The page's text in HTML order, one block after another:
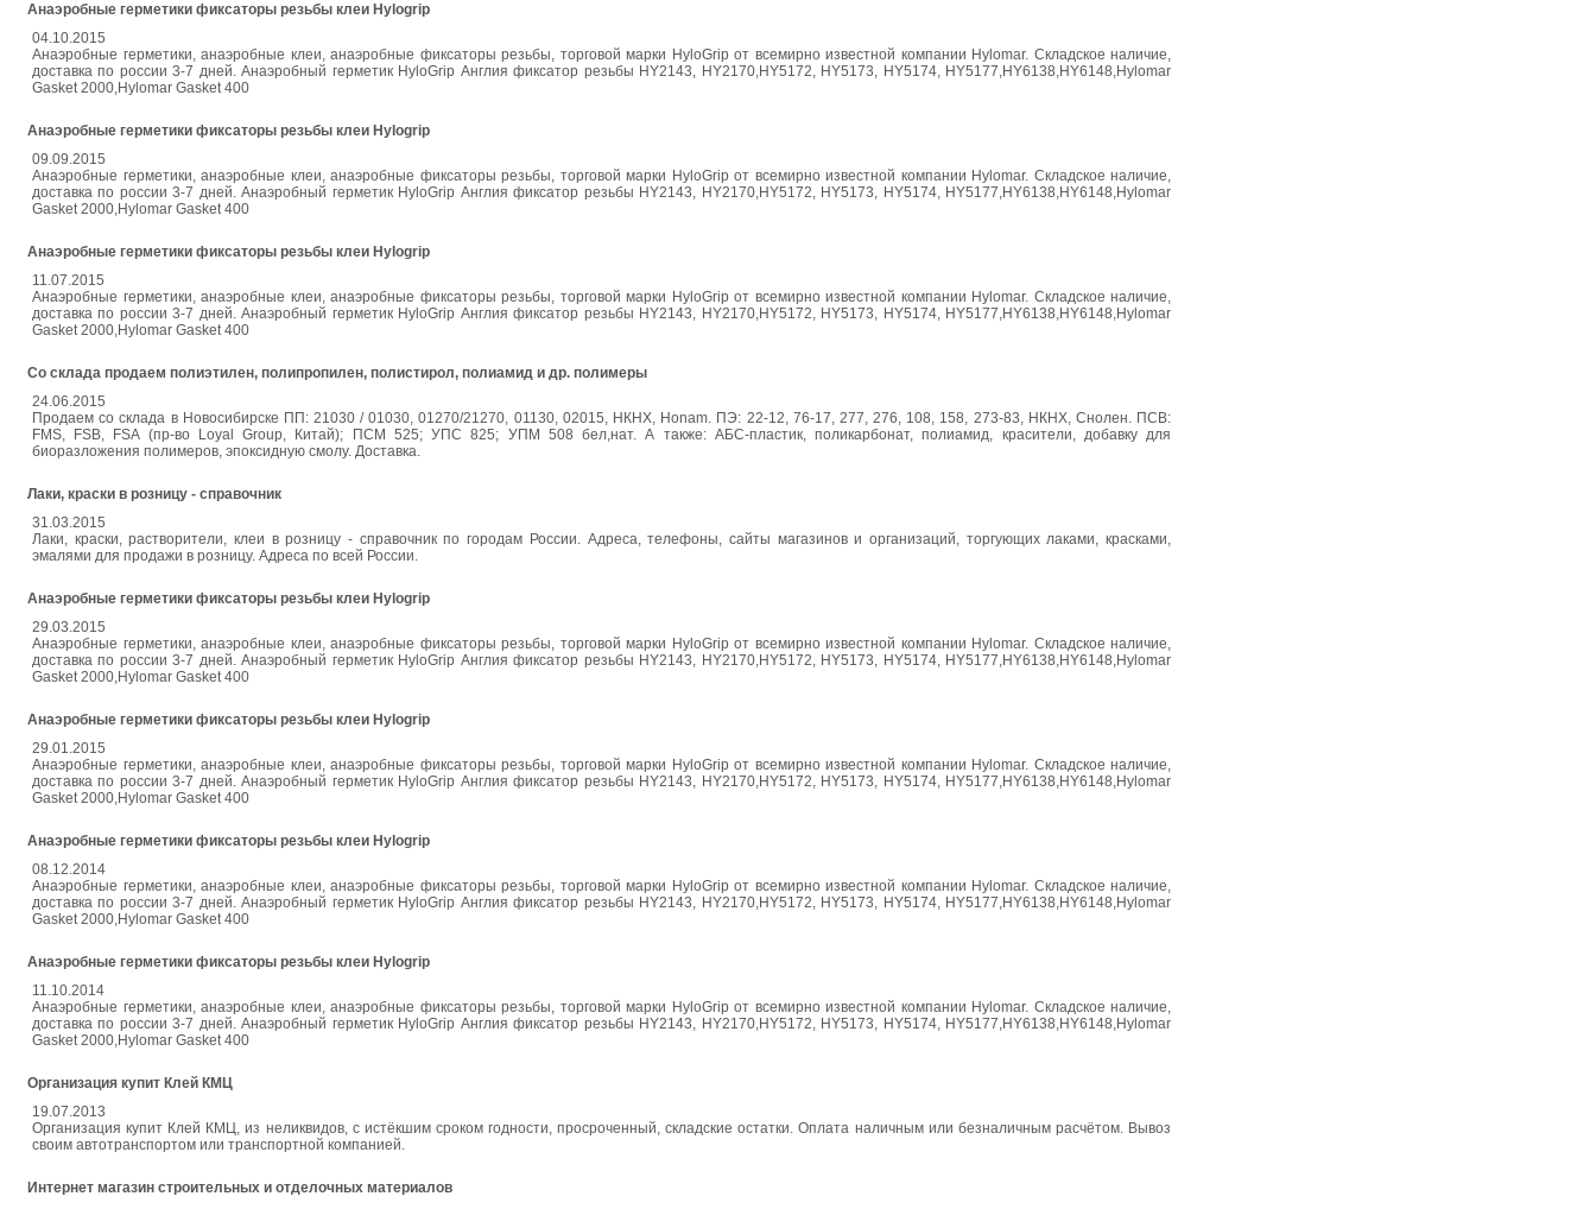
Анаэробные герметики фиксаторы резьбы клеи Hylogrip
04.10.2015
Анаэробные герметики, анаэробные клеи, анаэробные фиксаторы резьбы, торговой марки HyloGrip от всемирно известной компании Hylomar. Складское наличие,
доставка по россии 3-7 дней. Анаэробный герметик HyloGrip Англия фиксатор резьбы HY2143, HY2170,HY5172, HY5173, HY5174, HY5177,HY6138,HY6148,Hylomar
Gasket 2000,Hylomar Gasket 400
Анаэробные герметики фиксаторы резьбы клеи Hylogrip
09.09.2015
Анаэробные герметики, анаэробные клеи, анаэробные фиксаторы резьбы, торговой марки HyloGrip от всемирно известной компании Hylomar. Складское наличие,
доставка по россии 3-7 дней. Анаэробный герметик HyloGrip Англия фиксатор резьбы HY2143, HY2170,HY5172, HY5173, HY5174, HY5177,HY6138,HY6148,Hylomar
Gasket 2000,Hylomar Gasket 400
Анаэробные герметики фиксаторы резьбы клеи Hylogrip
11.07.2015
Анаэробные герметики, анаэробные клеи, анаэробные фиксаторы резьбы, торговой марки HyloGrip от всемирно известной компании Hylomar. Складское наличие,
доставка по россии 3-7 дней. Анаэробный герметик HyloGrip Англия фиксатор резьбы HY2143, HY2170,HY5172, HY5173, HY5174, HY5177,HY6138,HY6148,Hylomar
Gasket 2000,Hylomar Gasket 400
Со склада продаем полиэтилен, полипропилен, полистирол, полиамид и др. полимеры
24.06.2015
Продаем со склада в Новосибирске ПП: 21030 / 01030, 01270/21270, 01130, 02015, НКНХ, Honam. ПЭ: 22-12, 76-17, 277, 276, 108, 158, 273-83, НКНХ, Снолен. ПСВ:
FMS, FSB, FSA (пр-во Loyal Group, Китай); ПСМ 525; УПС 825; УПМ 508 бел,нат. А также: АБС-пластик, поликарбонат, полиамид, красители, добавку для
биоразложения полимеров, эпоксидную смолу. Доставка.
Лаки, краски в розницу - справочник
31.03.2015
Лаки, краски, растворители, клеи в розницу - справочник по городам России. Адреса, телефоны, сайты магазинов и организаций, торгующих лаками, красками,
эмалями для продажи в розницу. Адреса по всей России.
Анаэробные герметики фиксаторы резьбы клеи Hylogrip
29.03.2015
Анаэробные герметики, анаэробные клеи, анаэробные фиксаторы резьбы, торговой марки HyloGrip от всемирно известной компании Hylomar. Складское наличие,
доставка по россии 3-7 дней. Анаэробный герметик HyloGrip Англия фиксатор резьбы HY2143, HY2170,HY5172, HY5173, HY5174, HY5177,HY6138,HY6148,Hylomar
Gasket 2000,Hylomar Gasket 400
Анаэробные герметики фиксаторы резьбы клеи Hylogrip
29.01.2015
Анаэробные герметики, анаэробные клеи, анаэробные фиксаторы резьбы, торговой марки HyloGrip от всемирно известной компании Hylomar. Складское наличие,
доставка по россии 3-7 дней. Анаэробный герметик HyloGrip Англия фиксатор резьбы HY2143, HY2170,HY5172, HY5173, HY5174, HY5177,HY6138,HY6148,Hylomar
Gasket 2000,Hylomar Gasket 400
Анаэробные герметики фиксаторы резьбы клеи Hylogrip
08.12.2014
Анаэробные герметики, анаэробные клеи, анаэробные фиксаторы резьбы, торговой марки HyloGrip от всемирно известной компании Hylomar. Складское наличие,
доставка по россии 3-7 дней. Анаэробный герметик HyloGrip Англия фиксатор резьбы HY2143, HY2170,HY5172, HY5173, HY5174, HY5177,HY6138,HY6148,Hylomar
Gasket 2000,Hylomar Gasket 400
Анаэробные герметики фиксаторы резьбы клеи Hylogrip
11.10.2014
Анаэробные герметики, анаэробные клеи, анаэробные фиксаторы резьбы, торговой марки HyloGrip от всемирно известной компании Hylomar. Складское наличие,
доставка по россии 3-7 дней. Анаэробный герметик HyloGrip Англия фиксатор резьбы HY2143, HY2170,HY5172, HY5173, HY5174, HY5177,HY6138,HY6148,Hylomar
Gasket 2000,Hylomar Gasket 400
Организация купит Клей КМЦ
19.07.2013
Организация купит Клей КМЦ, из неликвидов, с истёкшим сроком годности, просроченный, складские остатки. Оплата наличным или безналичным расчётом. Вывоз
своим автотранспортом или транспортной компанией.
Интернет магазин строительных и отделочных материалов